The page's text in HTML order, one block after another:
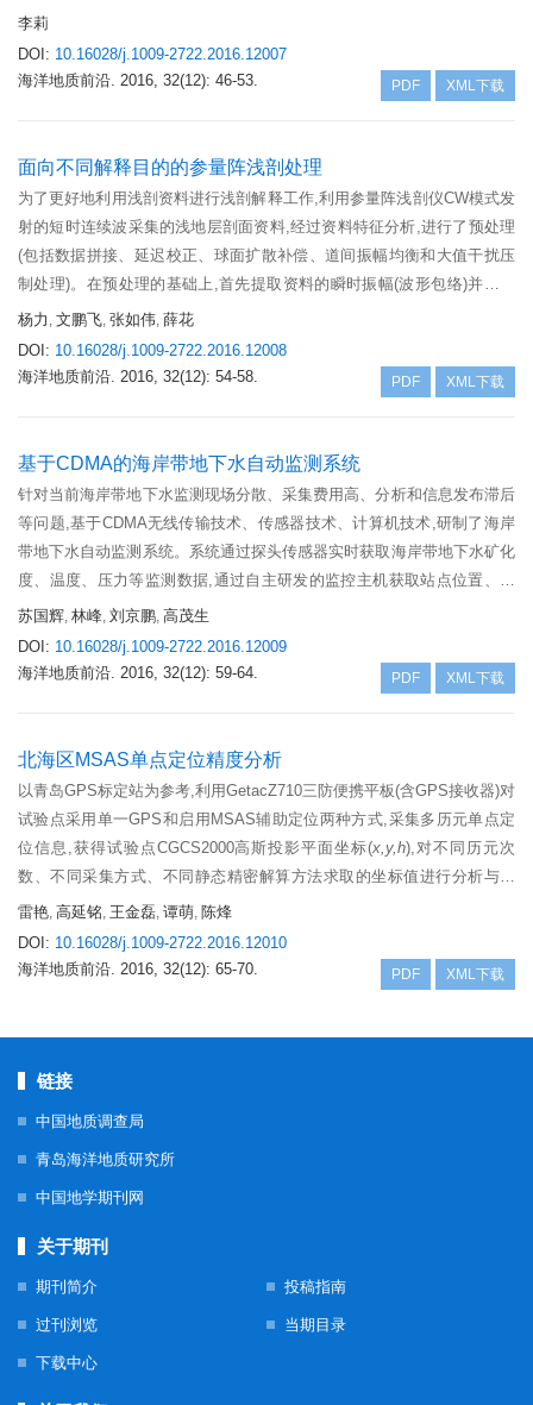
合的薄互层砂岩储层预测技术,开展了南斜坡地区的砂岩展布规律预测,为
江陵凹陷新领域的油气勘探提供指导。
李莉
DOI: 10.16028/j.1009-2722.2016.12007
海洋地质前沿. 2016, 32(12): 46-53. PDF XML下载
面向不同解释目的的参量阵浅剖处理
为了更好地利用浅剖资料进行浅剖解释工作,利用参量阵浅剖仪CW模式发
射的短时连续波采集的浅地层剖面资料,经过资料特征分析,进行了预处理
(包括数据拼接、延迟校正、球面扩散补偿、道间振幅均衡和大值干扰压
制处理)。在预处理的基础上,首先提取资料的瞬时振幅(波形包络)并对其
进行带通滤波,资料的低频成分突出,同相轴连续,分辨率适中,该处理结果
适合用于构造解释。而后,对波形包络资料进行提频处理,在保留低频成分
的同时突出高频成分,分辨率高,但在构造较陡部位同相轴连续性较差,该处
杨力 , 文鹏飞, 张如伟, 薛花
DOI: 10.16028/j.1009-2722.2016.12008
海洋地质前沿. 2016, 32(12): 54-58. PDF XML下载
基于CDMA的海岸带地下水自动监测系统
针对当前海岸带地下水监测现场分散、采集费用高、分析和信息发布滞后
等问题,基于CDMA无线传输技术、传感器技术、计算机技术,研制了海岸
带地下水自动监测系统。系统通过探头传感器实时获取海岸带地下水矿化
度、温度、压力等监测数据,通过自主研发的监控主机获取站点位置、视
频图像、传感器电量,并基于CDMA网络和CDMA DTU无线数传模块实现
远程传输、自动解析存储,通过网络在线服务软件进行数据的发布共享、
设备异常报警和远程操控。系统具有传输效率高、稳定可靠、成本低、扩
展灵活等特点,已经在山东半岛地区进行了部署,满足了对海岸带地下水自
质量和效率,可以为海岸带地区地下水资源实时监测及管理提供服务。重
点介绍了系统总体结构、无线传输方式、现场监测设备及远程监控平台,
同时介绍了系统扩展性及安全性设计。
苏国辉, 林峰, 刘京鹏, 高茂生
DOI: 10.16028/j.1009-2722.2016.12009
海洋地质前沿. 2016, 32(12): 59-64. PDF XML下载
北海区MSAS单点定位精度分析
以青岛GPS标定站为参考,利用GetacZ710三防便携平板(含GPS接收器)对
试验点采用单一GPS和启用MSAS辅助定位两种方式,采集多历元单点定
位信息,获得试验点CGCS2000高斯投影平面坐标(x,y,h),对不同历元次
数、不同采集方式、不同静态精密解算方法求取的坐标值进行分析与评
价。研究表明,在北海区MSAS对GPS单点定位精准度具有一定增强效果,
稳定性比较可靠。
雷艳, 高延铭, 王金磊, 谭萌, 陈烽
DOI: 10.16028/j.1009-2722.2016.12010
海洋地质前沿. 2016, 32(12): 65-70. PDF XML下载
链接
中国地质调查局
青岛海洋地质研究所
中国地学期刊网
关于期刊
期刊简介 投稿指南
过刊浏览 当期目录
下载中心